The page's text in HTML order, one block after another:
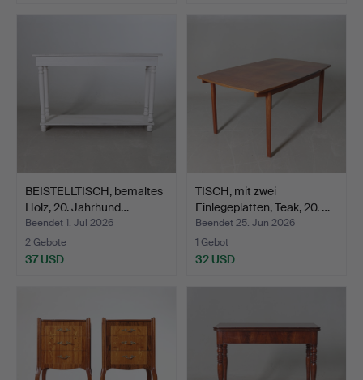
BEISTELLTISCH, bemaltes
Holz, 20. Jahrhund…
Beendet 1. Jul 2026
2 Gebote
37 USD
TISCH, mit zwei
Einlegeplatten, Teak, 20. …
Beendet 25. Jun 2026
1 Gebot
32 USD